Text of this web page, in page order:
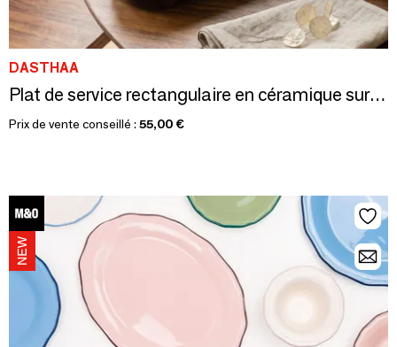
DASTHAA
Plat de service rectangulaire en céramique sur socle en bois
Prix de vente conseillé : 55,00 €